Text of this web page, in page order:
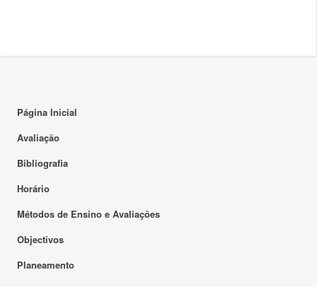
Página Inicial
Avaliação
Bibliografia
Horário
Métodos de Ensino e Avaliações
Objectivos
Planeamento